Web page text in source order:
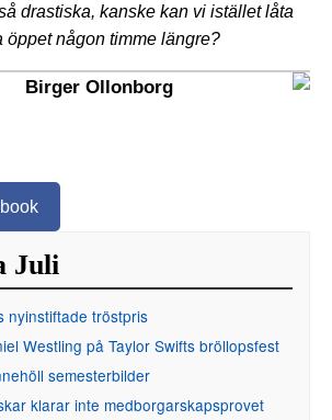
drastiska, kanske kan vi istället låta
öppet någon timme längre?
Birger Ollonborg
Juli
nyinstiftade tröstpris
Westling på Taylor Swifts bröllopsfest
semesterbilder
klarar inte medborgarskapsprovet